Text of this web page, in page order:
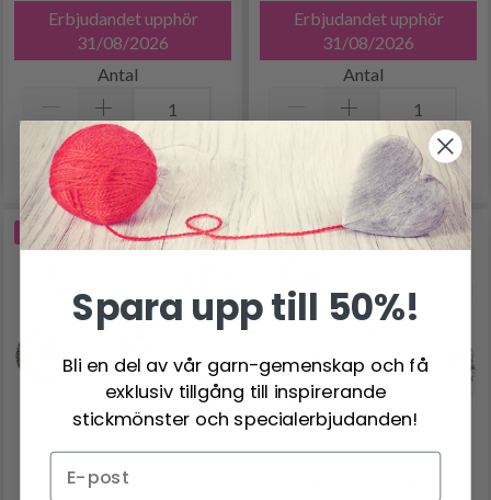
Erbjudandet upphör
31/08/2026
Antal
Lägg till varukorgen
Erbjudandet upphör
31/08/2026
Antal
Lägg till varukorgen
-49%
HOBBYARTS
-49%
Spara upp till 50%!
Bli en del av vår garn-gemenskap och få
exklusiv tillgång till inspirerande
stickmönster och specialerbjudanden!